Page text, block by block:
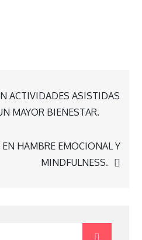
ACTIVIDADES ASISTIDAS
MAYOR BIENESTAR.
EN HAMBRE EMOCIONAL Y
MINDFULNESS.